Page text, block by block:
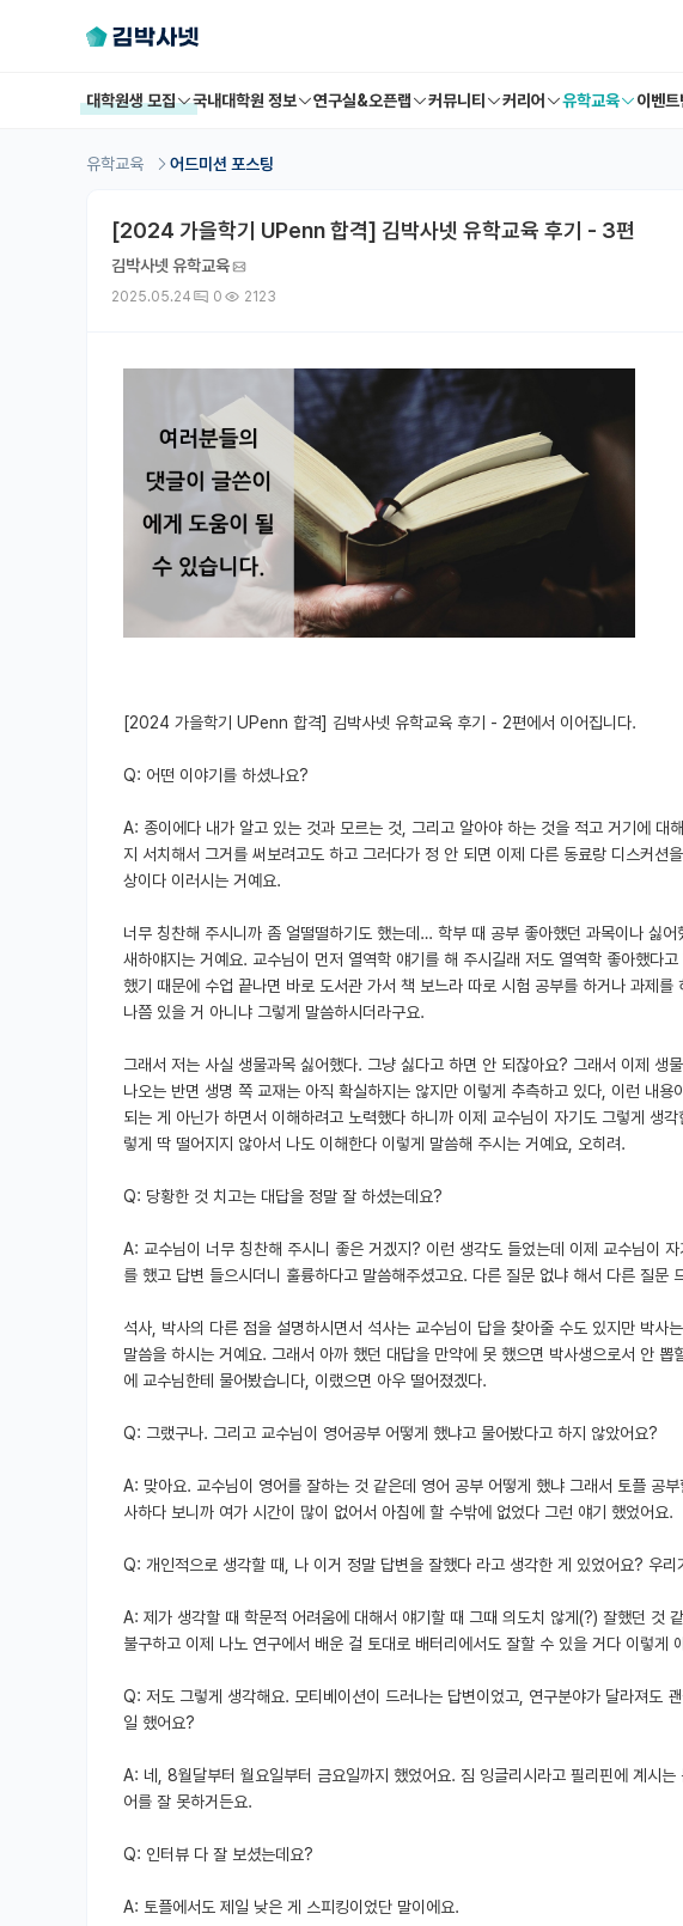
대학원생 모집 국내대학원 정보 연구실&오픈랩 커뮤니티 커리어 유학교육 이벤트
유학교육 어드미션 포스팅
[2024 가을학기 UPenn 합격] 김박사넷 유학교육 후기 - 3편
김박사넷 유학교육
2025.05.24 0 2123
[2024 가을학기 UPenn 합격] 김박사넷 유학교육 후기 - 2편에서 이어집니다.
Q: 어떤 이야기를 하셨나요?
A: 종이에다 내가 알고 있는 것과 모르는 것, 그리고 알아야 하는 것을 적고 거기에 대
지 서치해서 그거를 써보려고도 하고 그러다가 정 안 되면 이제 다른 동료랑 디스커션
상이다 이러시는 거예요.
너무 칭찬해 주시니까 좀 얼떨떨하기도 했는데… 학부 때 공부 좋아했던 과목이나 싫
새하얘지는 거예요. 교수님이 먼저 열역학 얘기를 해 주시길래 저도 열역학 좋아했다
했기 때문에 수업 끝나면 바로 도서관 가서 책 보느라 따로 시험 공부를 하거나 과제
나쯤 있을 거 아니냐 그렇게 말씀하시더라구요.
그래서 저는 사실 생물과목 싫어했다. 그냥 싫다고 하면 안 되잖아요? 그래서 이제 생
나오는 반면 생명 쪽 교재는 아직 확실하지는 않지만 이렇게 추측하고 있다, 이런 내
되는 게 아닌가 하면서 이해하려고 노력했다 하니까 이제 교수님이 자기도 그렇게 생
렇게 딱 떨어지지 않아서 나도 이해한다 이렇게 말씀해 주시는 거예요, 오히려.
Q: 당황한 것 치고는 대답을 정말 잘 하셨는데요?
A: 교수님이 너무 칭찬해 주시니 좋은 거겠지? 이런 생각도 들었는데 이제 교수님이
를 했고 답변 들으시더니 훌륭하다고 말씀해주셨고요. 다른 질문 없냐 해서 다른 질문
석사, 박사의 다른 점을 설명하시면서 석사는 교수님이 답을 찾아줄 수도 있지만 박
말씀을 하시는 거예요. 그래서 아까 했던 대답을 만약에 못 했으면 박사생으로서 안
에 교수님한테 물어봤습니다, 이랬으면 아우 떨어졌겠다.
Q: 그랬구나. 그리고 교수님이 영어공부 어떻게 했냐고 물어봤다고 하지 않았어요?
A: 맞아요. 교수님이 영어를 잘하는 것 같은데 영어 공부 어떻게 했냐 그래서 토플 공
사하다 보니까 여가 시간이 많이 없어서 아침에 할 수밖에 없었다 그런 얘기 했었어요.
Q: 개인적으로 생각할 때, 나 이거 정말 답변을 잘했다 라고 생각한 게 있었어요? 우리
A: 제가 생각할 때 학문적 어려움에 대해서 얘기할 때 그때 의도치 않게(?) 잘했던 것
불구하고 이제 나노 연구에서 배운 걸 토대로 배터리에서도 잘할 수 있을 거다 이렇게
Q: 저도 그렇게 생각해요. 모티베이션이 드러나는 답변이었고, 연구분야가 달라져도
일 했어요?
A: 네, 8월달부터 월요일부터 금요일까지 했었어요. 짐 잉글리시라고 필리핀에 계시
어를 잘 못하거든요.
Q: 인터뷰 다 잘 보셨는데요?
A: 토플에서도 제일 낮은 게 스피킹이었단 말이에요.